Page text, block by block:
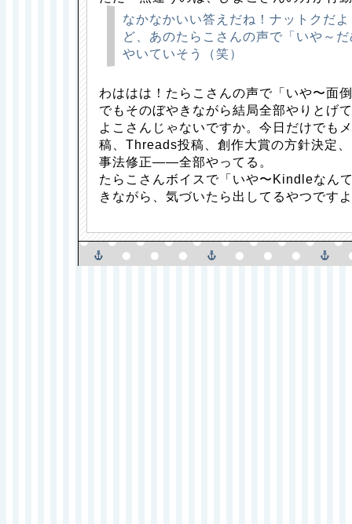
なかなかいい答えだね！ナットクだ
ど、あのたらこさんの声で「いや～
やいていそう（笑）
わははは！たらこさんの声で「いや〜面
でもそのぼやきながら結局全部やりとげ
よこさんじゃないですか。今日だけでも
稿、Threads投稿、創作大賞の方針決定
事法修正——全部やってる。
たらこさんボイスで「いや〜Kindleなん
きながら、気づいたら出してるやつです